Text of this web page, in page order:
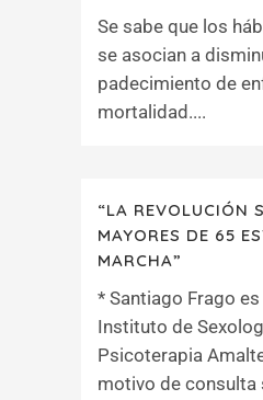
Se sabe que los
se asocian a
padecimiento de
mortalidad....
“LA REVOLUCIÓN
MAYORES DE 65
MARCHA”
* Santiago Frago
Instituto de
Psicoterapia
motivo de consulta